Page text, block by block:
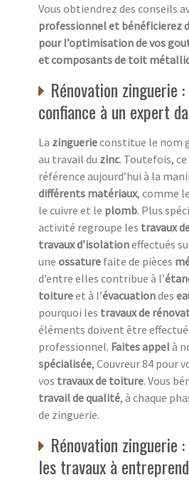
Vous obtiendrez des conseils
professionnel et bénéficierez
pour l’optimisation de vos
et composants de toit
Rénovation zinguerie
confiance à un expert
La zinguerieconstitue le nom
au travail du zinc. Toutefois,
référence aujourd’hui à la
différents matériaux, comme
le cuivre et le plomb. Plus
activité regroupe les travaux
travaux d’isolationeffectués
une ossature faite de pièces
d’entre elles contribue à l’
toitureet à l’évacuationdes
pourquoi les travaux de
éléments doivent être
professionnel. Faites appelà
spécialisée, Couvreur 84 pour
vos travaux de toiture. Vous
travail de qualité, à chaque
de zinguerie.
Rénovation zinguerie
les travaux à